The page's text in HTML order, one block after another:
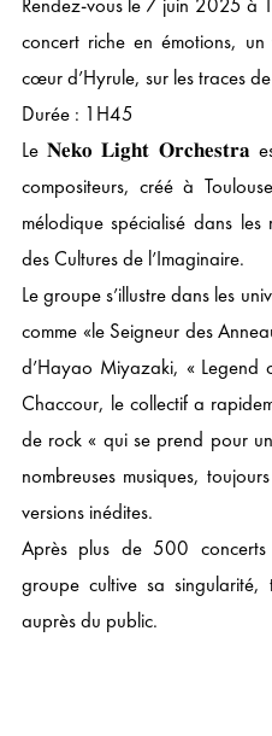
Rendez-vous le 7 juin 2025 à
concert riche en émotions,
cœur d’Hyrule, sur les traces
Durée : 1H45
Le 𝐍𝐞𝐤𝐨 𝐋𝐢𝐠𝐡𝐭 𝐎𝐫𝐜𝐡𝐞𝐬𝐭𝐫𝐚
compositeurs, créé à
mélodique spécialisé dans les
des Cultures de l’Imaginaire.
Le groupe s’illustre dans les
comme «le Seigneur des
d’Hayao Miyazaki, «
Chaccour, le collectif a
de rock « qui se prend pour
nombreuses musiques,
versions inédites.
Après plus de 500
groupe cultive sa singularité,
auprès du public.